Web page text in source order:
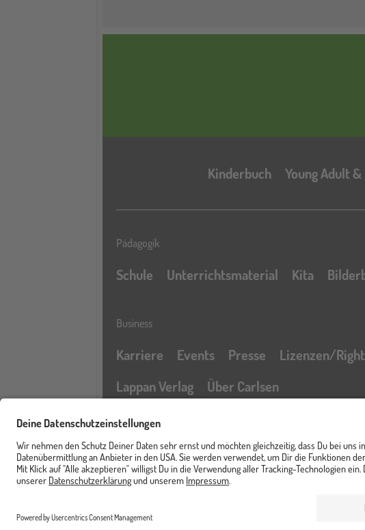
Profil
Merkzettel
Kinderbuch Young Adult
Pädagogik
Schule Unterrichtsmaterial Kita
Business
Karriere Events Presse Lizenzen/
Lappan Verlag
Über Carlsen
Newsletter FAQ & Hilfe Kontakt